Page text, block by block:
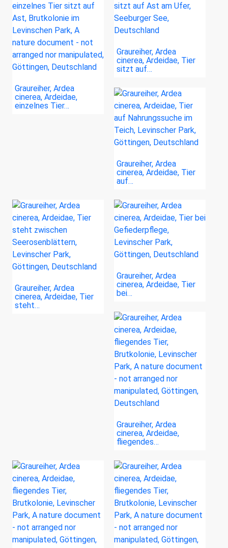
Graureiher, Ardea
cinerea, Ardeidae,
einzelnes Tier…
Graureiher, Ardea
cinerea, Ardeidae, Tier
sitzt auf…
Graureiher, Ardea
cinerea, Ardeidae, Tier
auf…
Graureiher, Ardea
cinerea, Ardeidae, Tier
steht…
Graureiher, Ardea
cinerea, Ardeidae, Tier
bei…
Graureiher, Ardea
cinerea, Ardeidae,
fliegendes…